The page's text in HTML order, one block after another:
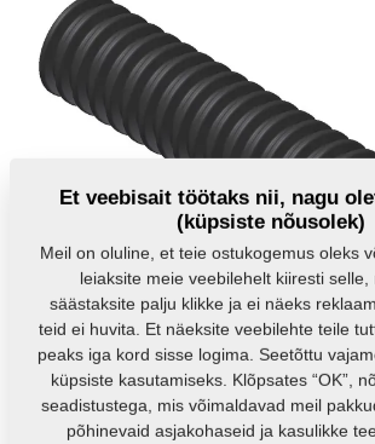
Minu
masinad
Allalaadimiseks
Et veebisait töötaks nii, nagu
(küpsiste nõusolek)
Meil on oluline, et teie ostukogemus oleks
leiaksite meie veebilehelt kiiresti selle,
säästaksite palju klikke ja ei näeks
teid ei huvita. Et näeksite veebilehte teile
peaks iga kord sisse logima. Seetõttu
küpsiste kasutamiseks. Klõpsates “OK”,
seadistustega, mis võimaldavad meil
põhinevaid asjakohaseid ja kasulikke